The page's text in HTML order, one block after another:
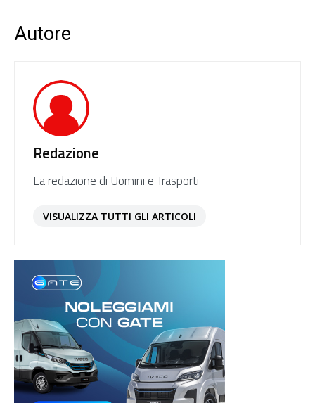
Autore
Redazione
La redazione di Uomini e Trasporti
VISUALIZZA TUTTI GLI ARTICOLI